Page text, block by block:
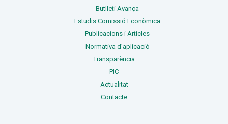
Butlletí Avança
Estudis Comissió Econòmica
Publicacions i Articles
Normativa d’aplicació
Transparència
PIC
Actualitat
Contacte